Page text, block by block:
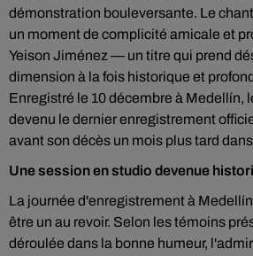
démonstration bouleversante. Le
un moment de complicité amicale et
Yeison Jiménez — un titre qui prend
dimension à la fois historique et
Enregistré le 10 décembre à Medellín,
devenu le dernier enregistrement
avant son décès un mois plus tard dans
Une session en studio devenue
La journée d'enregistrement à
être un au revoir. Selon les témoins
déroulée dans la bonne humeur,